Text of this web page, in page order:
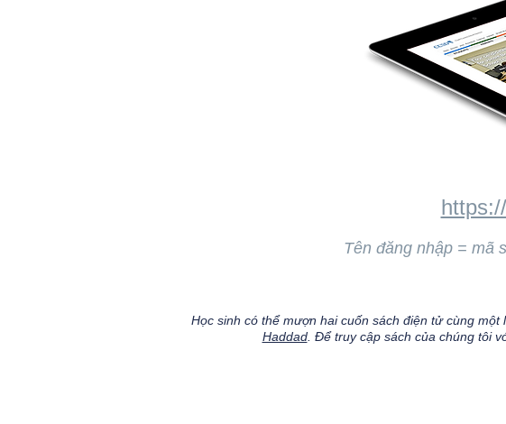
Học sinh có thể mượn hai cuốn sách điện tử cùng
Haddad. Để truy cập sách của chúng tôi
Tên đăng nhập = mã